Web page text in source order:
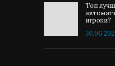
Топ
игроки?